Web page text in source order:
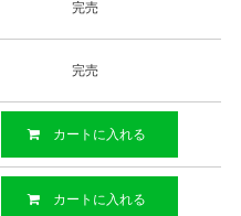
完売
完売
カートに入れる
カートに入れる